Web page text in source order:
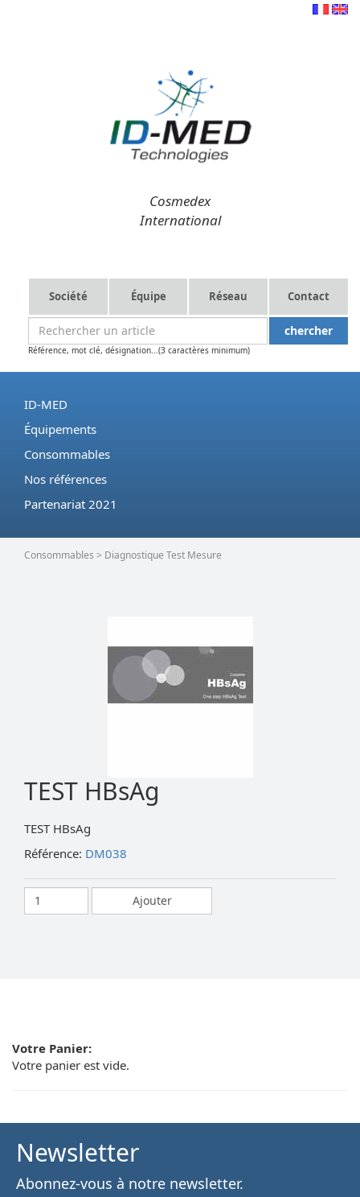
Cosmedex
International
Société Équipe Réseau Contact
Référence, mot clé, désignation...(3 caractères minimum)
ID-MED
Équipements
Consommables
Nos références
Partenariat 2021
Consommables > Diagnostique Test Mesure
TEST HBsAg
TEST HBsAg
Référence: DM038
Votre Panier:
Votre panier est vide.
Newsletter
Abonnez-vous à notre newsletter.